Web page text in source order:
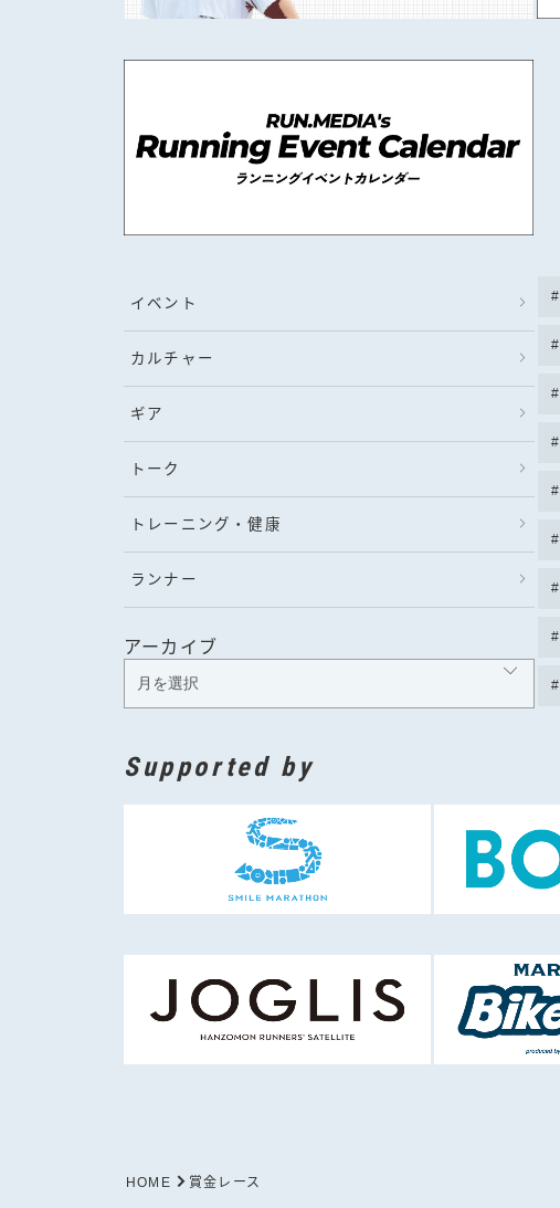
イベント
カルチャー
ギア
トーク
トレーニング・健康
ランナー
アーカイブ
Supported by
HOME 賞金レース